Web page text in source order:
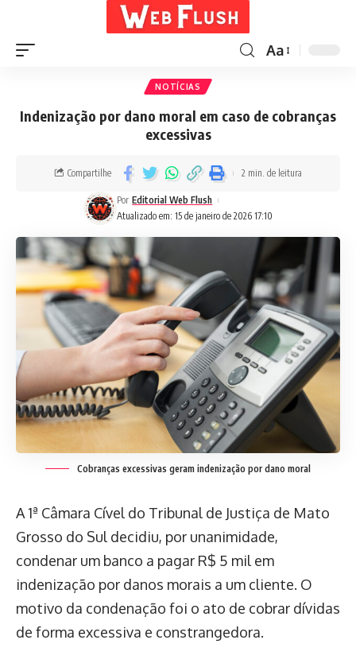
Aa
NOTÍCIAS
Indenização por dano moral em caso de cobranças
excessivas
Atualizado em: 15 de janeiro de 2026 17:10
Por Editorial Web Flush
Compartilhe 2 min. de leitura
Cobranças excessivas geram indenização por dano moral
A 1ª Câmara Cível do Tribunal de Justiça de Mato
Grosso do Sul decidiu, por unanimidade,
condenar um banco a pagar R$ 5 mil em
indenização por danos morais a um cliente. O
motivo da condenação foi o ato de cobrar dívidas
de forma excessiva e constrangedora.